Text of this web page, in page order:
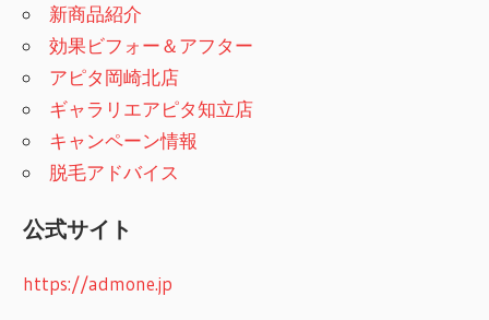
新商品紹介
効果ビフォー＆アフター
アピタ岡崎北店
ギャラリエアピタ知立店
キャンペーン情報
脱毛アドバイス
公式サイト
https://admone.jp